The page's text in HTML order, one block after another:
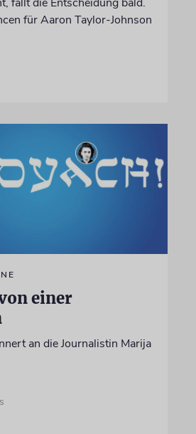
für Aaron Taylor-Johnson
einer
an die Journalistin Marija